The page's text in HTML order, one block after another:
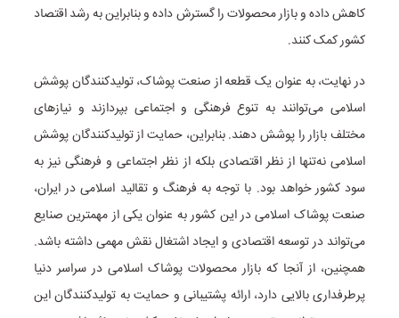
کاهش داده و بازار محصولات را گسترش داده و بنابراین به رشد اقتصاد
کشور کمک کنند.
در نهایت، به عنوان یک قطعه از صنعت پوشاک، تولیدکنندگان پوشش
اسلامی می‌توانند به تنوع فرهنگی و اجتماعی بپردازند و نیازهای
مختلف بازار را پوشش دهند. بنابراین، حمایت از تولیدکنندگان پوشش
اسلامی نه‌تنها از نظر اقتصادی بلکه از نظر اجتماعی و فرهنگی نیز به
سود کشور خواهد بود. با توجه به فرهنگ و تقالید اسلامی در ایران،
صنعت پوشاک اسلامی در این کشور به عنوان یکی از مهمترین صنایع
می‌تواند در توسعه اقتصادی و ایجاد اشتغال نقش مهمی داشته باشد.
همچنین، از آنجا که بازار محصولات پوشاک اسلامی در سراسر دنیا
پرطرفداری بالایی دارد، ارائه پشتیبانی و حمایت به تولیدکنندگان این